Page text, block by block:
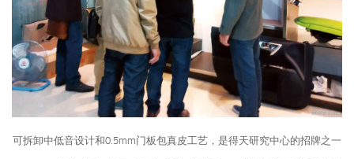
可拆卸中低音设计和0.5mm门板包真皮工艺，是得天研究中心的招牌之一